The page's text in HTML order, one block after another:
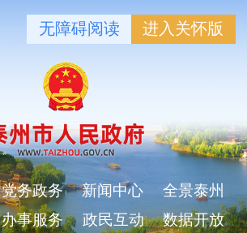
无障碍阅读 进入关怀版
党务政务 新闻中心
全景泰州
办事服务 政民互动 数据开放